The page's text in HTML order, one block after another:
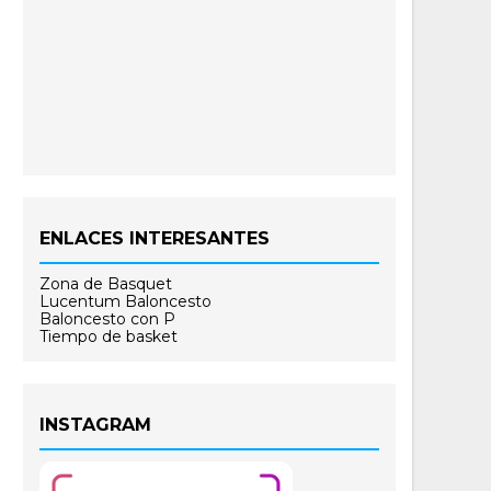
ENLACES INTERESANTES
Zona de Basquet
Lucentum Baloncesto
Baloncesto con P
Tiempo de basket
INSTAGRAM